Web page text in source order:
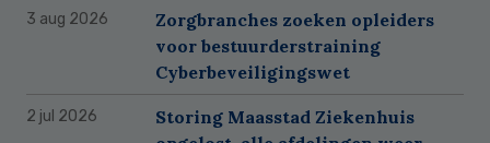
3 aug 2026
Zorgbranches zoeken opleiders
voor bestuurderstraining
Cyberbeveiligingswet
2 jul 2026
Storing Maasstad Ziekenhuis